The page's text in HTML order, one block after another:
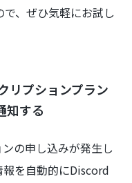
、ぜひ気軽にお試し
リプションプラン
知する
の申し込みが発生し
を自動的にDiscord